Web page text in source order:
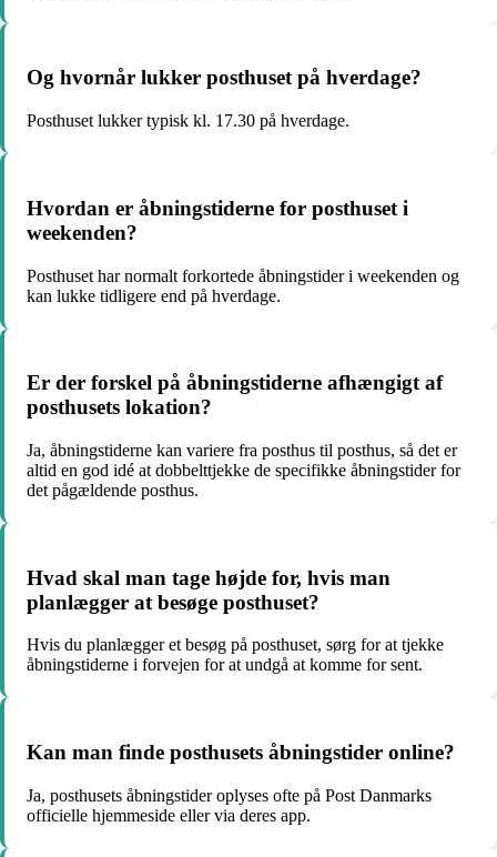
Og hvornår lukker posthuset på hverdage?
Posthuset lukker typisk kl. 17.30 på hverdage.
Hvordan er åbningstiderne for posthuset i
weekenden?
Posthuset har normalt forkortede åbningstider i weekenden og
kan lukke tidligere end på hverdage.
Er der forskel på åbningstiderne afhængigt af
posthusets lokation?
Ja, åbningstiderne kan variere fra posthus til posthus, så det er
altid en god idé at dobbelttjekke de specifikke åbningstider for
det pågældende posthus.
Hvad skal man tage højde for, hvis man
planlægger at besøge posthuset?
Hvis du planlægger et besøg på posthuset, sørg for at tjekke
åbningstiderne i forvejen for at undgå at komme for sent.
Kan man finde posthusets åbningstider online?
Ja, posthusets åbningstider oplyses ofte på Post Danmarks
officielle hjemmeside eller via deres app.